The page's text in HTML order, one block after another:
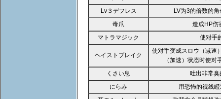
Lv３デフレス
LV为3的倍数的
毒爪
造成HP伤
マトラマジック
使对手
ヘイストブレイク
使对手变成スロウ（减速
（加速）状态时使
くさい息
吐出非常臭
にらみ
用恐怖的视线